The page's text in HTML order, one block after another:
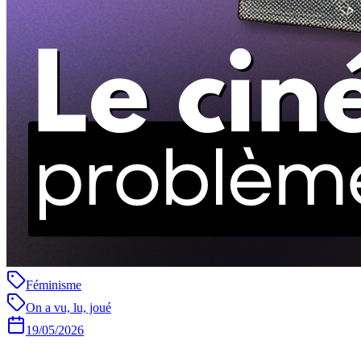
Féminisme
On a vu, lu, joué
19/05/2026